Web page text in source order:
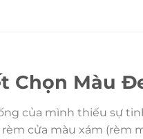
Chọn Màu
của mình thiếu sự
cửa màu xám